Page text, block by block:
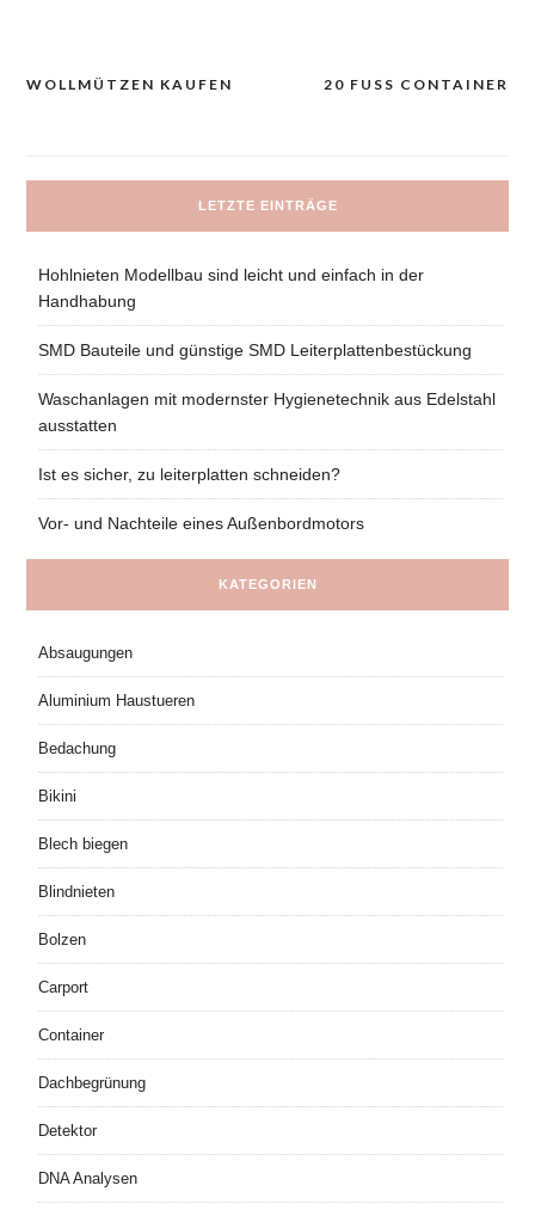
Navigacija
WOLLMÜTZEN KAUFEN 20 FUSS CONTAINER
LETZTE EINTRÄGE
Hohlnieten Modellbau sind leicht und einfach in der
Handhabung
SMD Bauteile und günstige SMD Leiterplattenbestückung
Waschanlagen mit modernster Hygienetechnik aus Edelstahl
ausstatten
Ist es sicher, zu leiterplatten schneiden?
Vor- und Nachteile eines Außenbordmotors
KATEGORIEN
Absaugungen
Aluminium Haustueren
Bedachung
Bikini
Blech biegen
Blindnieten
Bolzen
Carport
Container
Dachbegrünung
Detektor
DNA Analysen